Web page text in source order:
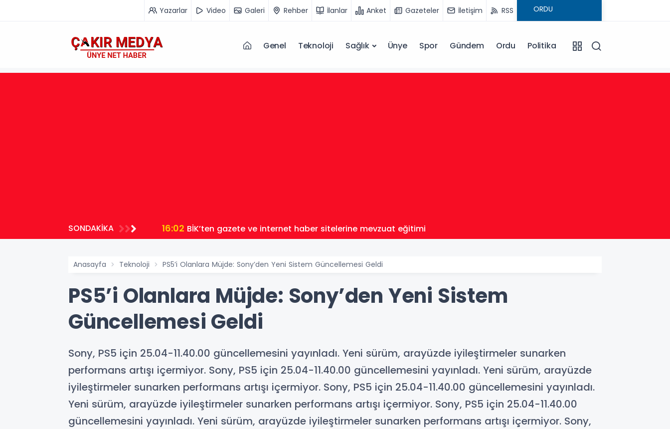
Yazarlar Video Galeri Rehber İlanlar Anket Gazeteler İletişim RSS
Genel Teknoloji Sağlık Ünye Spor Gündem Ordu Politika
SONDAKİKA 16:02 BİK’ten gazete ve internet haber sitelerine mevzuat eğitimi
Anasayfa Teknoloji PS5’i Olanlara Müjde: Sony’den Yeni Sistem Güncellemesi Geldi
PS5’i Olanlara Müjde: Sony’den Yeni Sistem
Güncellemesi Geldi
Sony, PS5 için 25.04-11.40.00 güncellemesini yayınladı. Yeni sürüm, arayüzde iyileştirmeler sunarken
performans artışı içermiyor. Sony, PS5 için 25.04-11.40.00 güncellemesini yayınladı. Yeni sürüm, arayüzde
iyileştirmeler sunarken performans artışı içermiyor. Sony, PS5 için 25.04-11.40.00 güncellemesini yayınladı.
Yeni sürüm, arayüzde iyileştirmeler sunarken performans artışı içermiyor. Sony, PS5 için 25.04-11.40.00
güncellemesini yayınladı. Yeni sürüm, arayüzde iyileştirmeler sunarken performans artışı içermiyor. Sony,